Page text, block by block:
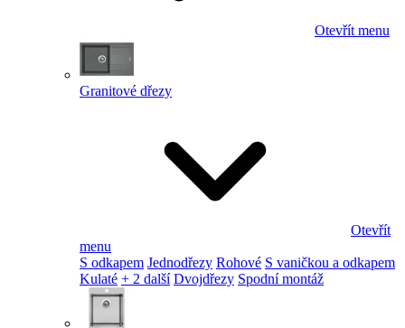
Otevřít menu
Granitové dřezy
Otevřít
menu
S odkapem Jednodřezy Rohové S vaničkou a odkapem
Kulaté + 2 další Dvojdřezy Spodní montáž